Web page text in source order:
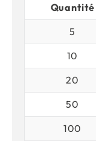
Quantité
5
10
20
50
100